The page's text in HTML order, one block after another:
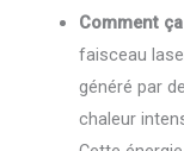
Comment
faisceau
généré par
chaleur